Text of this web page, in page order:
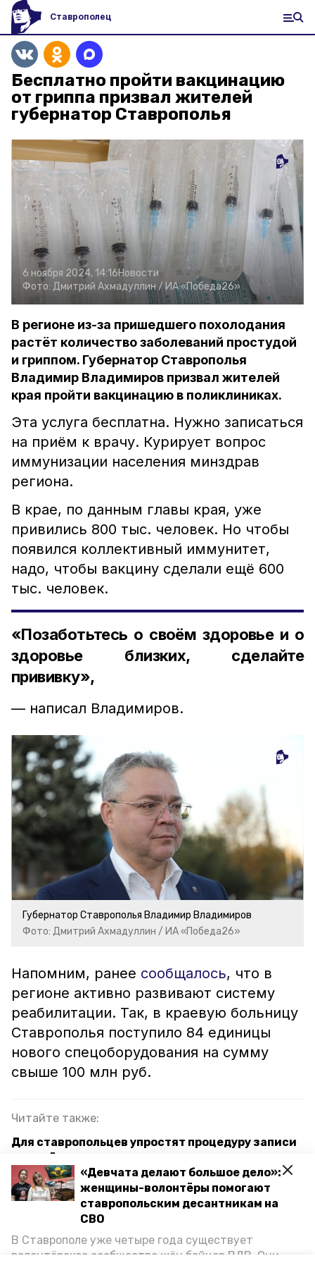
«Девчата делают большое дело»:
женщины-волонтёры помогают
ставропольским десантникам на
СВО
В Ставрополе уже четыре года существует
волонтёрское сообщество жён бойцов ВДВ. Они
Ставрополец
Бесплатно пройти вакцинацию
от гриппа призвал жителей
губернатор Ставрополья
6 ноября 2024, 14:16Новости
Фото: Дмитрий Ахмадуллин / ИА «Победа26»
В регионе из-за пришедшего похолодания
растёт количество заболеваний простудой
и гриппом. Губернатор Ставрополья
Владимир Владимиров призвал жителей
края пройти вакцинацию в поликлиниках.
Эта услуга бесплатна. Нужно записаться
на приём к врачу. Курирует вопрос
иммунизации населения минздрав
региона.
В крае, по данным главы края, уже
привились 800 тыс. человек. Но чтобы
появился коллективный иммунитет,
надо, чтобы вакцину сделали ещё 600
тыс. человек.
«Позаботьтесь о своём здоровье и о
здоровье близких, сделайте
прививку»,
— написал Владимиров.
Губернатор Ставрополья Владимир Владимиров
Фото: Дмитрий Ахмадуллин / ИА «Победа26»
Напомним, ранее сообщалось, что в
регионе активно развивают систему
реабилитации. Так, в краевую больницу
Ставрополья поступило 84 единицы
нового спецоборудования на сумму
свыше 100 млн руб.
Читайте также:
Для ставропольцев упростят процедуру записи
на приём к врачу
Глава Ставрополья поручил проверить
готовность к приходу холодов
Ставропольцы могут узнать о диспансеризации
в соцсетях краевого минздрава